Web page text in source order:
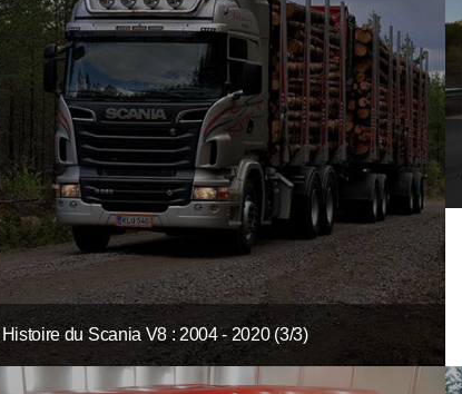
Histoire du Scania V8 : 2004 - 2020 (3/3)